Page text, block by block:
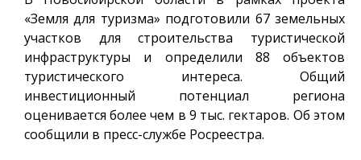
«Земля для туризма» подготовили 67 земельных
участков для строительства туристической
инфраструктуры и определили 88 объектов
туристического интереса. Общий
инвестиционный потенциал региона
оценивается более чем в 9 тыс. гектаров. Об этом
сообщили в пресс-службе Росреестра.